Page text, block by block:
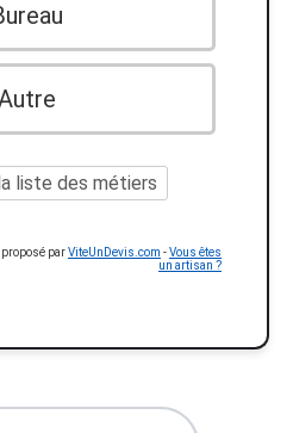
liste des métiers
proposé parViteUnDevis.com -Vous êtes
un artisan ?